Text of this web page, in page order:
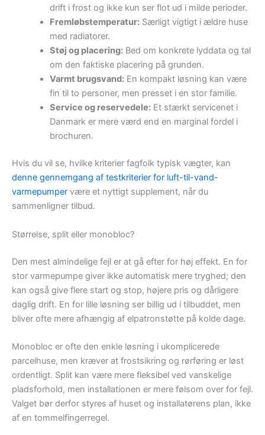
drift i frost og ikke kun ser flot ud i milde perioder.
Fremløbstemperatur:Særligt vigtigt i ældre huse
med radiatorer.
Støj og placering:Bed om konkrete lyddata og tal
om den faktiske placering på grunden.
Varmt brugsvand:En kompakt løsning kan være
fin til to personer, men presset i en stor familie.
Service og reservedele:Et stærkt servicenet i
Danmark er mere værd end en marginal fordel i
brochuren.
Hvis du vil se, hvilke kriterier fagfolk typisk vægter, kan
denne gennemgang af testkriterier for luft-til-vand-
varmepumper være et nyttigt supplement, når du
sammenligner tilbud.
Størrelse, split eller monobloc?
Den mest almindelige fejl er at gå efter for høj effekt. En for
stor varmepumpe giver ikke automatisk mere tryghed; den
kan også give flere start og stop, højere pris og dårligere
daglig drift. En for lille løsning ser billig ud i tilbuddet, men
bliver ofte mere afhængig af elpatronstøtte på kolde dage.
Monobloc er ofte den enkle løsning i ukomplicerede
parcelhuse, men kræver at frostsikring og rørføring er løst
ordentligt. Split kan være mere fleksibel ved vanskelige
pladsforhold, men installationen er mere følsom over for fejl.
Valget bør derfor styres af huset og installatørens plan, ikke
af en tommelfingerregel.